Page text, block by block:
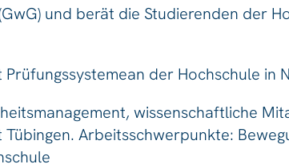
und berät die Studierenden der
der Hochschule in
wissenschaftliche
Arbeitsschwerpunkte: